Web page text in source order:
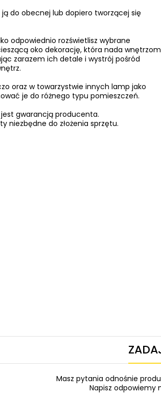
do obecnej lub dopiero tworzącej się
odpowiednio rozświetlisz wybrane
oko dekorację, która nada wnętrzom
zarazem ich detale i wystrój pośród
oraz w towarzystwie innych lamp jako
je do różnego typu pomieszczeń.
gwarancją producenta.
niezbędne do złożenia sprzętu.
Masz pytania odnośnie
Napisz odpowiemy